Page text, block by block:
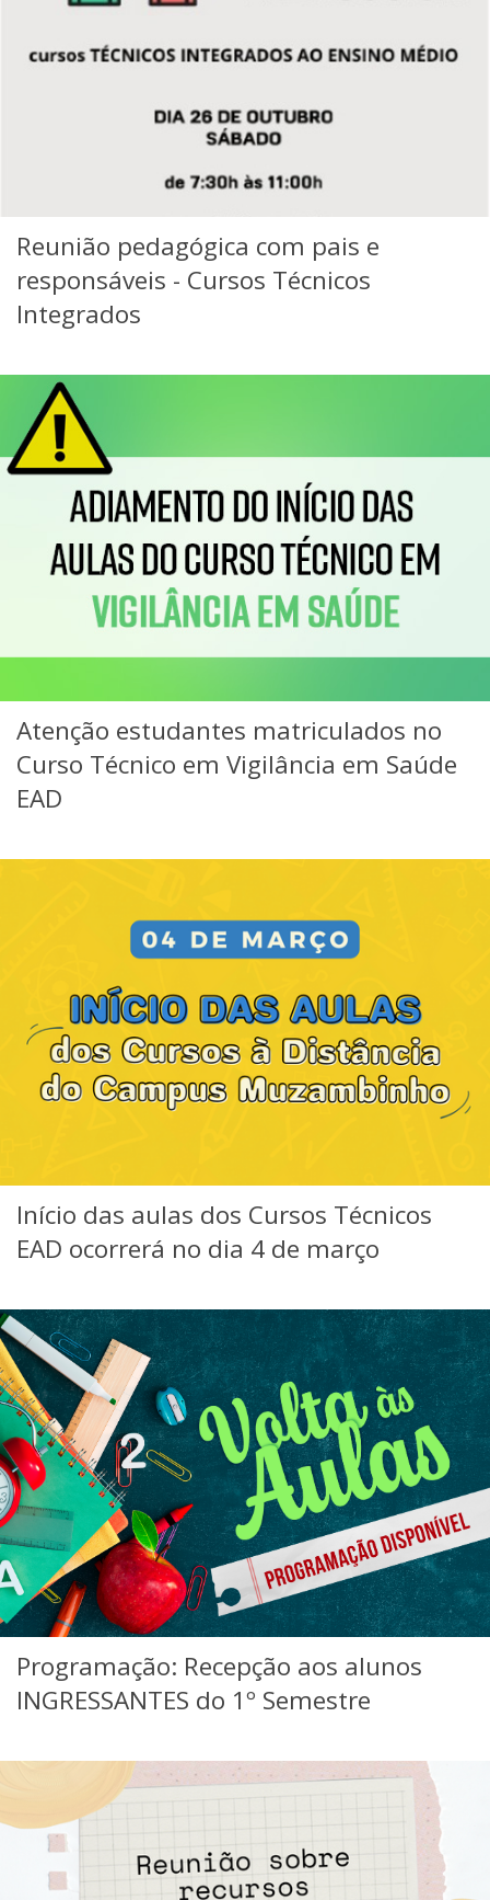
Reunião pedagógica com pais e
responsáveis - Cursos Técnicos
Integrados
Atenção estudantes matriculados no
Curso Técnico em Vigilância em Saúde
EAD
Início das aulas dos Cursos Técnicos
EAD ocorrerá no dia 4 de março
Programação: Recepção aos alunos
INGRESSANTES do 1º Semestre